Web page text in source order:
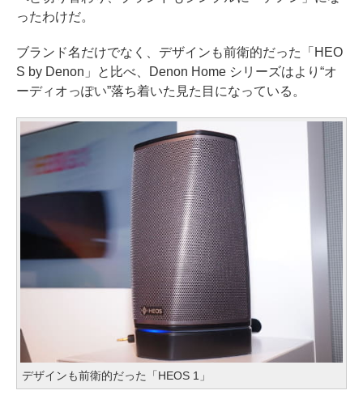
ったわけだ。
ブランド名だけでなく、デザインも前衛的だった「HEO
S by Denon」と比べ、Denon Home シリーズはより“オ
ーディオっぽい”落ち着いた見た目になっている。
デザインも前衛的だった「HEOS 1」